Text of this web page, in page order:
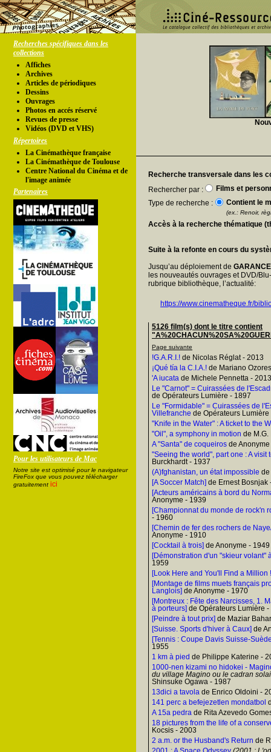
Recherches spécifiques dans les
collections
Affiches
Archives
Articles de périodiques
Dessins
Ouvrages
Photos en accés réservé
Revues de presse
Vidéos (DVD et VHS)
Répertoires
La Cinémathèque française
La Cinémathèque de Toulouse
Centre National du Cinéma et de
l'image animée
Partenaires
Pour les utilisateurs de Mac
Notre site est optimisé pour le navigateur
FireFox que vous pouvez télécharger
gratuitement ici
Recherche transversale dans les
Rechercher par :
Films et
Type de recherche :
Contient le
(ex.: Renoir,
Accès à la recherche thématique
Suite à la refonte en cours du
Jusqu’au déploiement de
les nouveautés ouvrages et DVD/
rubrique bibliothèque, l’actualité:
https://www.cinematheque.fr/
5126 film(s) dont le titre contient
Page suivante
!G.A.R.I.! de Nicolas Réglat - 2013
¡Qué tía la C.I.A.! de Mariano
'A iucata de Michele Pennetta - 2013
Le "Carnot" = Cuirassées de
de Opérateurs Lumière - 1897
Le "Formidable" = Cuirassées de
Villefranche de Opérateurs Lumière
"Knife in the Water" : A ticket to the
"Oil", a symphony in motion de M.G.
A "Santa" de coqueiros de
"Seeing the world", part one : A visit
Burckhardt - 1937
(A)fghanistan, un état impossible de
[A Soccer Match] de Ernest Bosnjak
[Acteurs américains à bord du
Anonyme - 1939
[Championnat du monde de rock'n
- 1960
[Chemin de fer des rochers de
Anonyme - 1910
[Cocktail à trois] de Anonyme - 1949
[Démonstration d'un "skieur volant"
1959
[Look Here and You'll Find a Million
[Montage de films muets français
Langlois] de Anonyme - 1970
[Montreux : Fête des Narcisses, 1.
à porteurs] de Opérateurs Lumière -
[Peindre à tout prix] de Maziar
[Suisse. Sports d'hiver à Caux] de
[Tennis : Coupe Davis Suisse-
1955
1 km à pied de Philippe Katerine -
1000-nen kizami no hidokei -
du village Magino ou le cadran
Shinsuke Ogawa - 1987
13dici a tavola de Enrico Oldoini -
141 perc a befejezetlen mondatbol
A 15a pedra de Rita Azevedo
18 pictures from the life of a
Kocsis - 2003
2 a.m. or the Husband's Return de